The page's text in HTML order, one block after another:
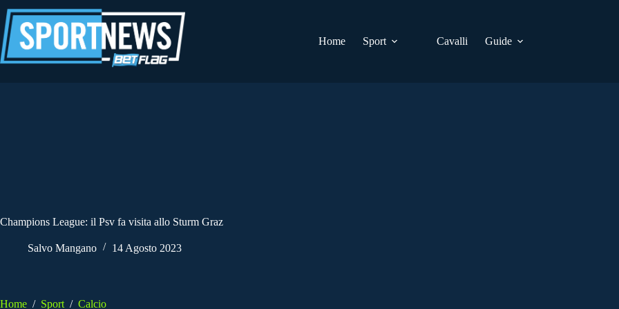
al
contenuto
Home
Sport Cavalli Guide
Champions League: il Psv fa visita allo Sturm Graz
Salvo Mangano 14 Agosto 2023
Home / Sport / Calcio